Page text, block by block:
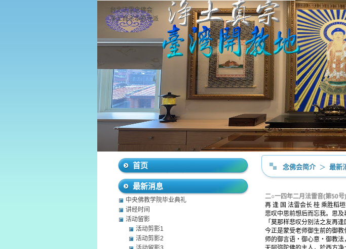
台北法雷念佛会
净土真宗本愿寺派
念佛会简介 ＞ 最新
二○一四年二月法雷音(第50号)
再 逢 国 法雷会长 桂 乘胜稻
悲叹中思前想后而忘我。思及
「莫那样悲叹分别法之友再
今正是蒙受老师御生前的御
师的御言语・御心意・御教
首页
最新消息
中央佛教学院毕业典礼
讲经时间
活动留影
活动剪影1
活动剪影2